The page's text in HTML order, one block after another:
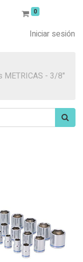
0
Iniciar sesión
METRICAS - 3/8"